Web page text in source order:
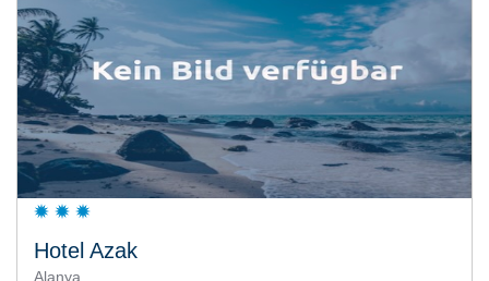
Hotel Azak
Alanya,